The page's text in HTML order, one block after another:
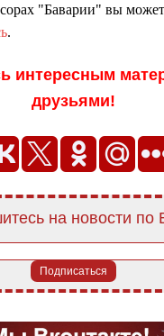
"Баварии" вы
.
интересным
друзьями!
на новости по